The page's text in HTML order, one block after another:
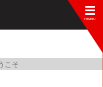
こそ